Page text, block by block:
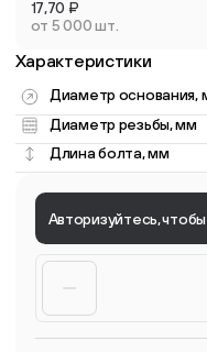
17,70 ₽
от 5 000 шт.
Характеристики
Диаметр основания,
Диаметр резьбы, мм
Длина болта, мм
Авторизуйтесь,